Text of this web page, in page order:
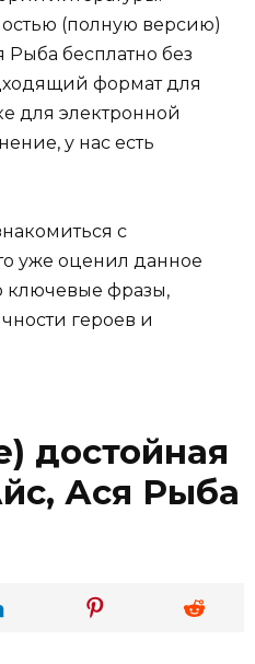
(полную версию)
бесплатно без
формат для
для электронной
у нас есть
с
уже оценил данное
ключевые фразы,
героев и
достойная
Ася Рыба